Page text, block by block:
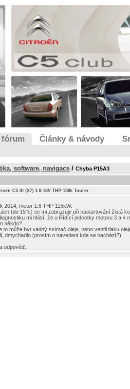
Články & návody
software, navigace / Chyba P15A3
C5 III (X7) 1.6 16V THP 158k Tourer
2014, motor 1.6 THP 115kW.
(do 15°c) se mi zobrazuje při nastartování žlutá
mi hlásí, že u Řídící jednotky motoru 3 a 4
někdo?
to může být vadný snímač oleje, nebo ventil tlaku
dmychadlo (prosím o navedení kde se nachází?).
odpověď.